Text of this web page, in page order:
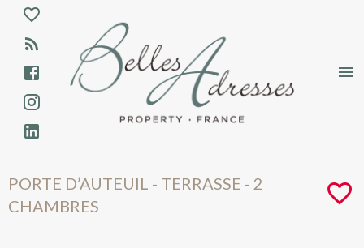
PORTE D’AUTEUIL - TERRASSE - 2
Aparté haute
En-tête
Liens
PORTE D’AUTEUIL - TERRASSE - 2
CHAMBRES